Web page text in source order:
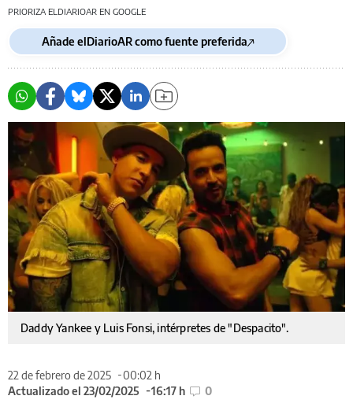
PRIORIZA ELDIARIOAR EN GOOGLE
Añade elDiarioAR como fuente preferida
Daddy Yankee y Luis Fonsi, intérpretes de "Despacito".
22 de febrero de 2025
00:02 h
Actualizado el 23/02/2025
16:17 h 0